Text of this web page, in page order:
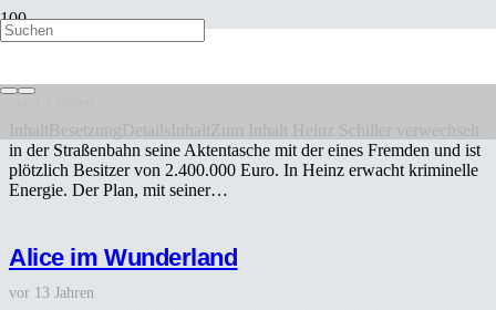
in der Straßenbahn seine Aktentasche mit der eines Fremden und ist
plötzlich Besitzer von 2.400.000 Euro. In Heinz erwacht kriminelle
Energie. Der Plan, mit seiner…
Alice im Wunderland
vor 13 Jahren